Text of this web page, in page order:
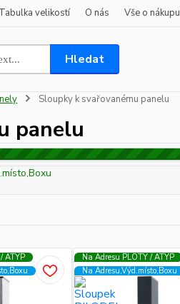
velikostí O nás Vše o nákupu
Hledat
Sloupky k svařovanému panelu
panelu
ATYP
Na Adresu PLOTY / ATYP
Na Adresu,Výd.místo,Boxu